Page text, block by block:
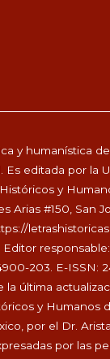
y humanística
editada por la
y
Arias #150, San
. Editor
203. E-ISSN:
última
y Humanos
por el Dr.
por las